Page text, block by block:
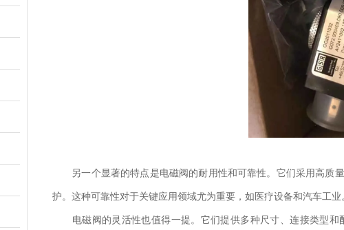
另一个显著的特点是电磁阀的耐用性和可靠性。它们采用高质
护。这种可靠性对于关键应用领域尤为重要，如医疗设备和汽车工业
电磁阀的灵活性也值得一提。它们提供多种尺寸、连接类型和